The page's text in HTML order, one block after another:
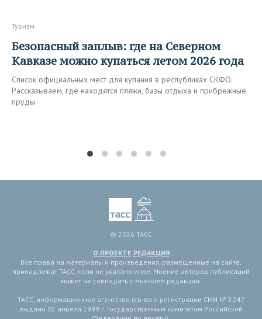
Туризм
Безопасный заплыв: где на Северном
Кавказе можно купаться летом 2026 года
Список официальных мест для купания в республиках СКФО.
Рассказываем, где находятся пляжи, базы отдыха и прибрежные
пруды
© 2026 ТАСС
О ПРОЕКТЕ РЕДАКЦИЯ
Все права на материалы и произведения, размещенные на сайте,
принадлежат ТАСС, если не указано иное. Мнение авторов публикаций
может не совпадать с мнением редакции.
ТАСС, информационное агентство (св-во о регистрации СМИ № 3 247
выдано 02 апреля 1999 г. Государственным комитетом Российской